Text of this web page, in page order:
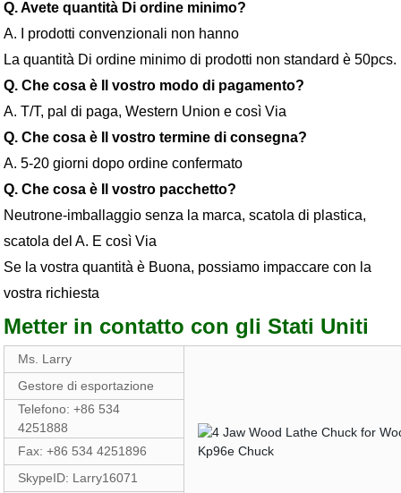
Q. Avete quantità Di ordine minimo?
A. I prodotti convenzionali non hanno
La quantità Di ordine minimo di prodotti non standard è 50pcs.
Q. Che cosa è Il vostro modo di pagamento?
A. T/T, pal di paga, Western Union e così Via
Q. Che cosa è Il vostro termine di consegna?
A. 5-20 giorni dopo ordine confermato
Q. Che cosa è Il vostro pacchetto?
Neutrone-imballaggio senza la marca, scatola di plastica,
scatola del A. E così Via
Se la vostra quantità è Buona, possiamo impaccare con la
vostra richiesta
Metter in contatto con gli Stati Uniti
Ms. Larry
Gestore di esportazione
Telefono: +86 534
4251888
Fax: +86 534 4251896
SkypeID: Larry16071